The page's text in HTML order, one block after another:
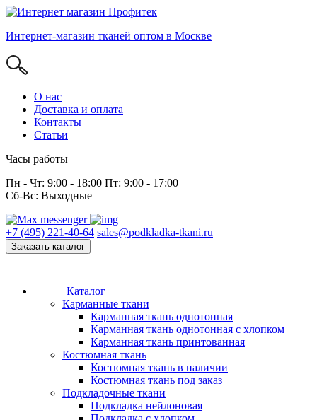
Интернет-магазин тканей оптом в Москве
О нас
Доставка и оплата
Контакты
Статьи
Часы работы
Пн - Чт: 9:00 - 18:00 Пт: 9:00 - 17:00
Сб-Вс: Выходные
+7 (495) 221-40-64 sales@podkladka-tkani.ru
Заказать каталог
Каталог
Карманные ткани
Карманная ткань однотонная
Карманная ткань однотонная с хлопком
Карманная ткань принтованная
Костюмная ткань
Костюмная ткань в наличии
Костюмная ткань под заказ
Подкладочные ткани
Подкладка нейлоновая